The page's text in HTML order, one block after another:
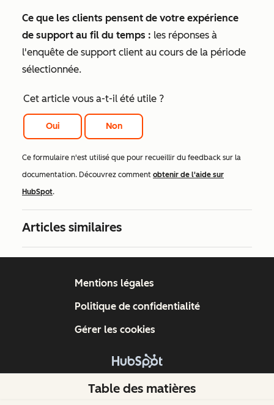
Ce que les clients pensent de votre expérience
de support au fil du temps : les réponses à
l'enquête de support client au cours de la période
sélectionnée.
Cet article vous a-t-il été utile ?
Oui Non
Ce formulaire n'est utilisé que pour recueillir du feedback sur la
documentation. Découvrez comment obtenir de l'aide sur
HubSpot.
Articles similaires
Table des matières
Copyright © 2026 HubSpot, Inc.
Mentions légales
Politique de confidentialité
Gérer les cookies